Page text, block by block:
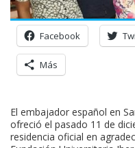
Facebook
Más
El embajador español en
ofreció el pasado 11 de
residencia oficial en